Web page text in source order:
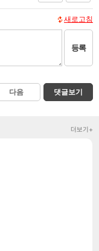
새로고침
등록
다음 댓글보기
더보기+